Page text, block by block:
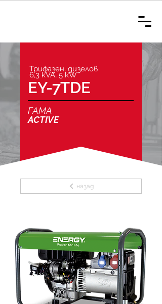
Трифазен, дизелов
6,3 kVA, 5 kW
EY-7TDE
ГАМА
ACTIVE
назад